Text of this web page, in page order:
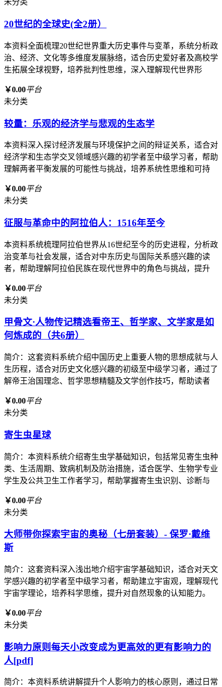
未分类
20世纪的全球史(全2册）
本资料全面梳理20世纪世界重大历史事件与变革，系统分析政
治、经济、文化等多维度发展脉络，适合历史爱好者及高校学
生拓展全球视野，培养批判性思维，深入理解现代世界形
￥0.00平台
未分类
较量：乐观的经济学与悲观的生态学
本资料深入探讨经济发展与环境保护之间的辩证关系，适合对
经济学和生态学交叉领域感兴趣的初学者至中级学习者，帮助
理解两者平衡发展的可能性与挑战，培养系统性思维和可持
￥0.00平台
未分类
征服与革命中的阿拉伯人：1516年至今
本资料系统梳理阿拉伯世界从16世纪至今的历史进程，分析政
治变革与社会发展，适合对中东历史与国际关系感兴趣的读
者，帮助理解阿拉伯民族在现代世界中的角色与挑战，提升
￥0.00平台
未分类
甲骨文·人物传记精选看帝王、哲学家、文学家是如
何炼成的（共6册）
简介：这套资料系统介绍中国历史上重要人物的思想成就与人
生历程，适合对历史文化感兴趣的初级至中级学习者，通过了
解帝王治国理念、哲学思想精髓及文学创作技巧，帮助读者
￥0.00平台
未分类
寄生虫星球
简介：本资料系统介绍寄生虫学基础知识，包括常见寄生虫种
类、生活周期、致病机制及防治措施，适合医学、生物学专业
学生及公共卫生工作者学习，帮助掌握寄生虫识别、诊断与
￥0.00平台
未分类
大师带你探索宇宙的奥秘（七册套装）- 保罗·戴维
斯
简介：这套资料深入浅出地介绍宇宙学基础知识，适合对天文
学感兴趣的初学者至中级学习者，帮助建立宇宙观，理解现代
宇宙学理论，培养科学思维，提升对自然现象的认知能力。
￥0.00平台
未分类
影响力原则每天小改变成为更高效的更有影响力的
人[pdf]
简介：本资料系统讲解提升个人影响力的核心原则，通过日常